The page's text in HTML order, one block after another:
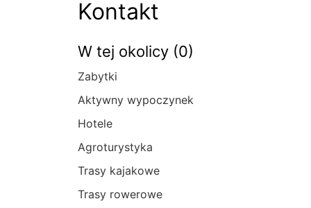
Kontakt
W tej okolicy (0)
Zabytki
Aktywny wypoczynek
Hotele
Agroturystyka
Trasy kajakowe
Trasy rowerowe